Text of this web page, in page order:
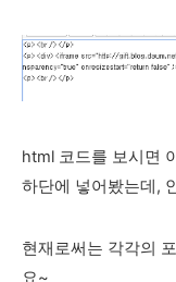
html 코드를 보시면
하단에 넣어봤는데,
현재로써는 각각의
요~